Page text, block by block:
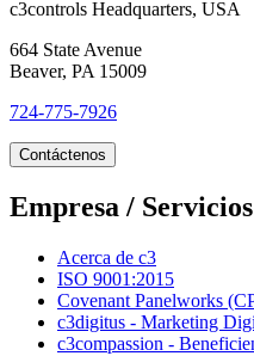
c3controls Headquarters, USA
664 State Avenue
Beaver, PA 15009
724-775-7926
Contáctenos
Empresa /
Acerca de c3
ISO 9001:2015
Covenant Panelworks
c3digitus - Marketing
c3compassion -